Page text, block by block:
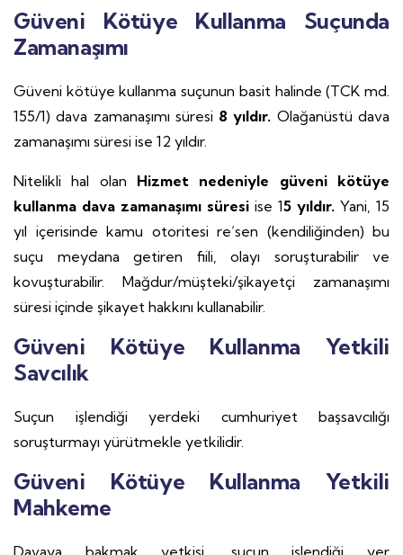
Güveni Kötüye Kullanma Suçunda
Zamanaşımı
Güveni kötüye kullanma suçunun basit halinde (TCK md.
155/1) dava zamanaşımı süresi 8 yıldır. Olağanüstü dava
zamanaşımı süresi ise 12 yıldır.
Nitelikli hal olan Hizmet nedeniyle güveni kötüye
kullanma dava zamanaşımı süresi ise 15 yıldır. Yani, 15
yıl içerisinde kamu otoritesi re’sen (kendiliğinden) bu
suçu meydana getiren fiili, olayı soruşturabilir ve
kovuşturabilir. Mağdur/müşteki/şikayetçi zamanaşımı
süresi içinde şikayet hakkını kullanabilir.
Güveni Kötüye Kullanma Yetkili
Savcılık
Suçun işlendiği yerdeki cumhuriyet başsavcılığı
soruşturmayı yürütmekle yetkilidir.
Güveni Kötüye Kullanma Yetkili
Mahkeme